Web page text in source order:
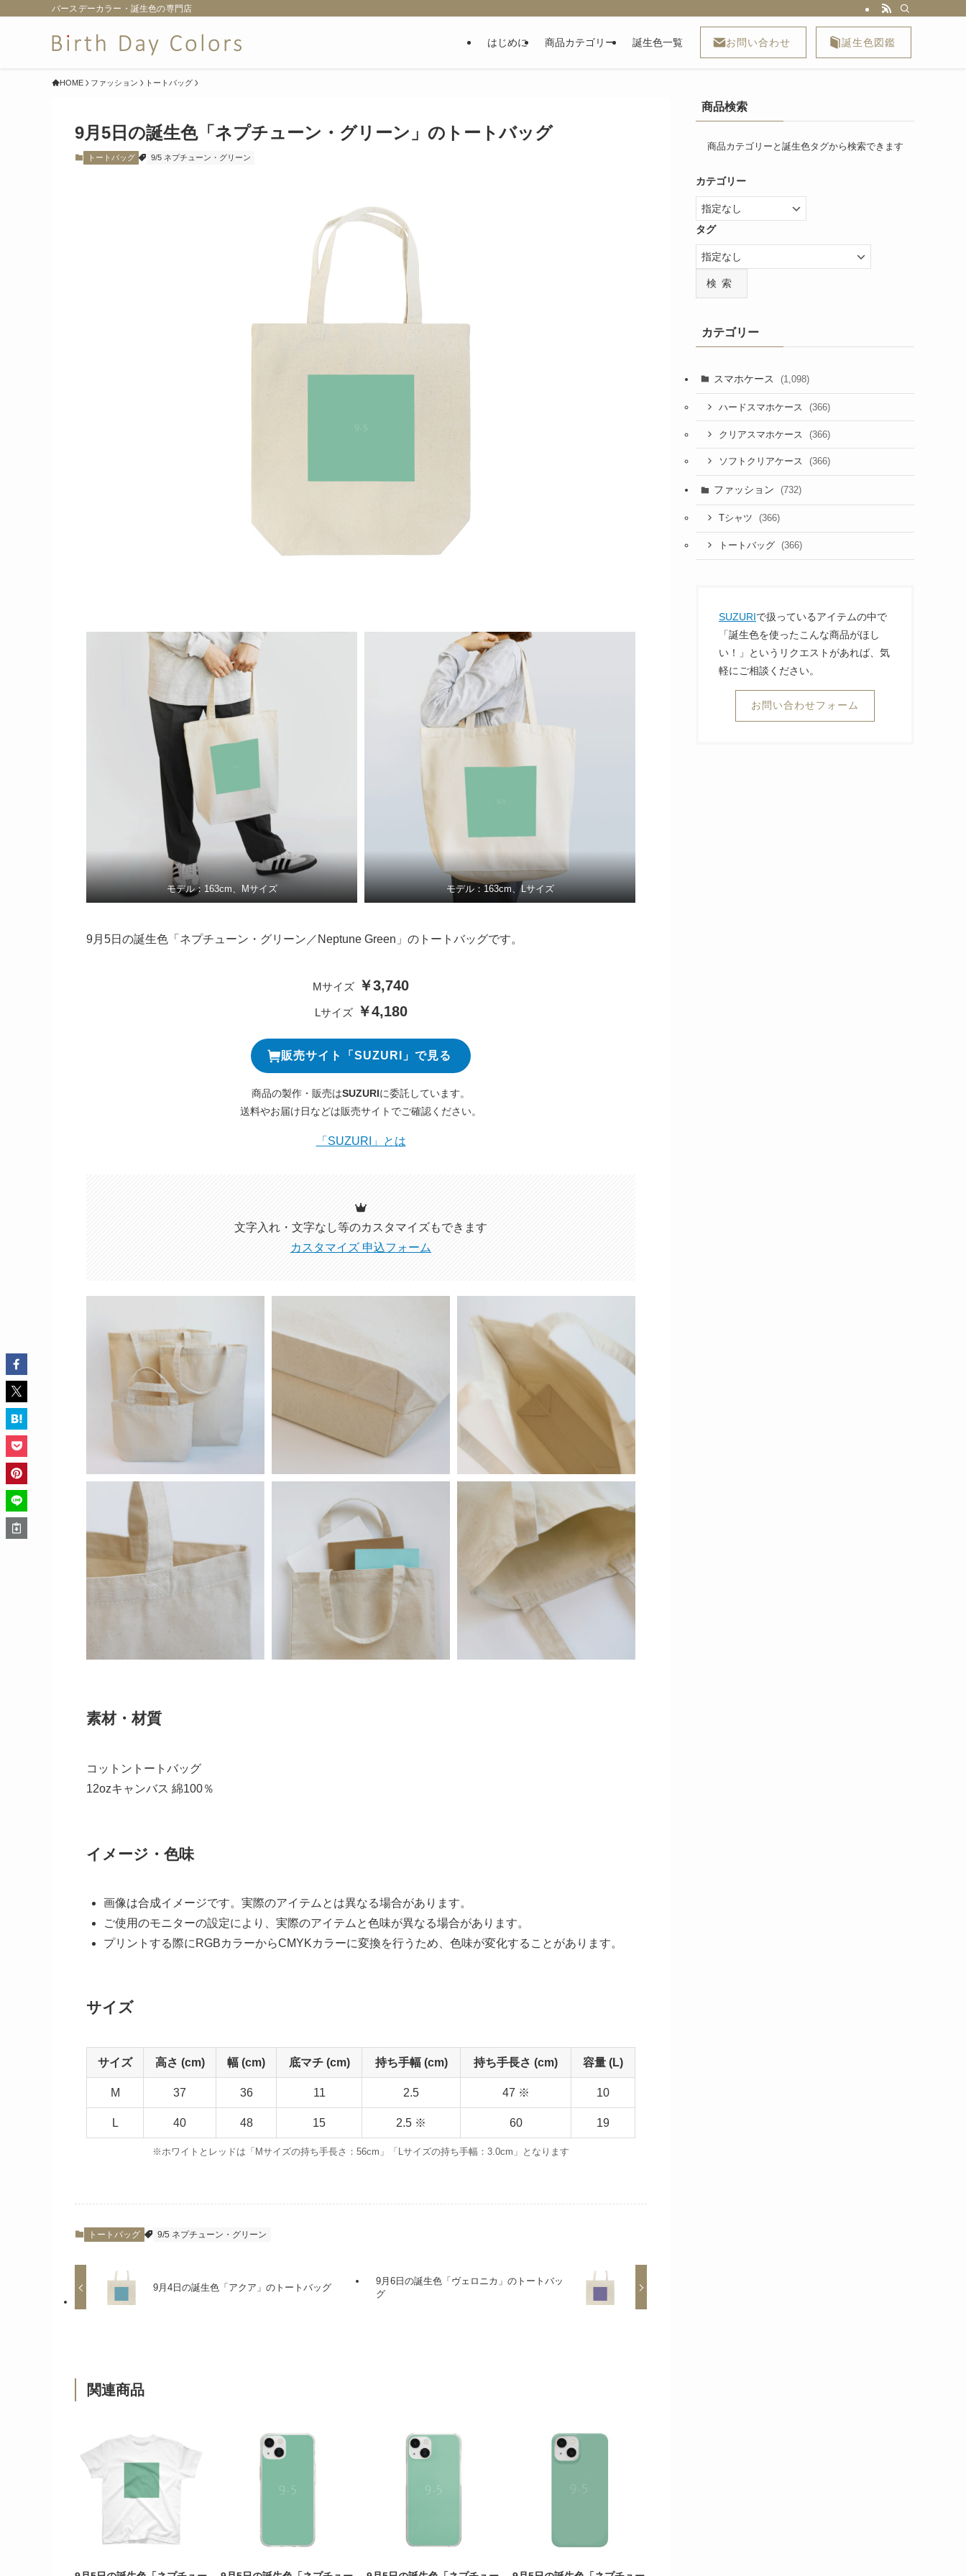
バースデーカラー・誕生色の専門店
はじめに 商品カテゴリー 誕生色一覧 お問い合わせ 誕生色図鑑
HOME ファッション トートバッグ
9月5日の誕生色「ネプチューン・グリーン」のトートバッグ
トートバッグ 9/5 ネプチューン・グリーン
モデル：163cm、Mサイズ モデル：163cm、Lサイズ
9月5日の誕生色「ネプチューン・グリーン／Neptune Green」のトートバッグです。
Mサイズ ￥3,740
Lサイズ ￥4,180
販売サイト「SUZURI」で見る
商品の製作・販売はSUZURIに委託しています。
送料やお届け日などは販売サイトでご確認ください。
「SUZURI」とは
文字入れ・文字なし等のカスタマイズもできます
カスタマイズ 申込フォーム
素材・材質
コットントートバッグ
12ozキャンバス 綿100％
イメージ・色味
画像は合成イメージです。実際のアイテムとは異なる場合があります。
ご使用のモニターの設定により、実際のアイテムと色味が異なる場合があります。
プリントする際にRGBカラーからCMYKカラーに変換を行うため、色味が変化することがあります。
サイズ
サイズ 高さ (cm) 幅 (cm) 底マチ (cm) 持ち手幅 (cm) 持ち手長さ (cm) 容量 (L)
M 37 36 11 2.5 47 ※ 10
L 40 48 15 2.5 ※ 60 19
※ホワイトとレッドは「Mサイズの持ち手長さ：56cm」「Lサイズの持ち手幅：3.0cm」となります
トートバッグ 9/5 ネプチューン・グリーン
9月4日の誕生色「アクア」のトートバッグ
9月6日の誕生色「ヴェロニカ」のトートバッ
グ
関連商品
商品検索
商品カテゴリーと誕生色タグから検索できます
カテゴリー
タグ
検索
カテゴリー
スマホケース (1,098)
ハードスマホケース (366)
クリアスマホケース (366)
ソフトクリアケース (366)
ファッション (732)
Tシャツ (366)
トートバッグ (366)
SUZURIで扱っているアイテムの中で
「誕生色を使ったこんな商品がほし
い！」というリクエストがあれば、気
軽にご相談ください。
お問い合わせフォーム